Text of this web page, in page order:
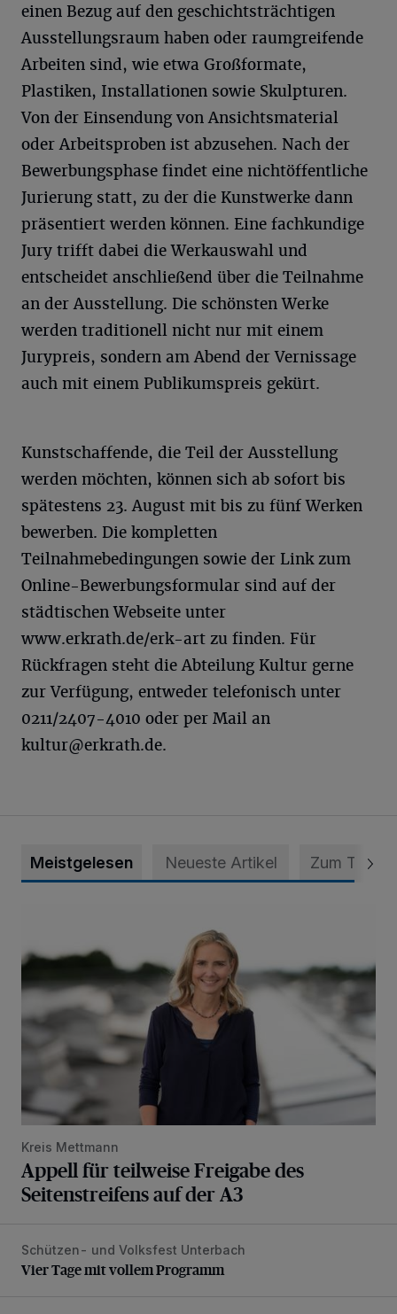
einen Bezug auf den geschichtsträchtigen
Ausstellungsraum haben oder raumgreifende
Arbeiten sind, wie etwa Großformate,
Plastiken, Installationen sowie Skulpturen.
Von der Einsendung von Ansichtsmaterial
oder Arbeitsproben ist abzusehen. Nach der
Bewerbungsphase findet eine nichtöffentliche
Jurierung statt, zu der die Kunstwerke dann
präsentiert werden können. Eine fachkundige
Jury trifft dabei die Werkauswahl und
entscheidet anschließend über die Teilnahme
an der Ausstellung. Die schönsten Werke
werden traditionell nicht nur mit einem
Jurypreis, sondern am Abend der Vernissage
auch mit einem Publikumspreis gekürt.
Kunstschaffende, die Teil der Ausstellung
werden möchten, können sich ab sofort bis
spätestens 23. August mit bis zu fünf Werken
bewerben. Die kompletten
Teilnahmebedingungen sowie der Link zum
Online-Bewerbungsformular sind auf der
städtischen Webseite unter
www.erkrath.de/erk-art zu finden. Für
Rückfragen steht die Abteilung Kultur gerne
zur Verfügung, entweder telefonisch unter
0211/2407-4010 oder per Mail an
kultur@erkrath.de.
Meistgelesen Neueste Artikel Zum Thema
Kreis Mettmann
Appell für teilweise Freigabe des
Seitenstreifens auf der A3
Vier Tage mit vollem Programm
Schützen- und Volksfest Unterbach
Vier Tage mit vollem Programm